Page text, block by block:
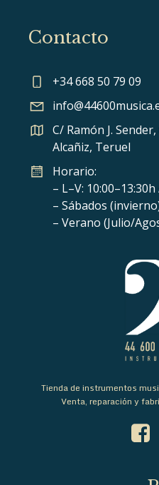
Contacto
+34 668 50 79 09
C/ Ramón J.
Alcañiz, Teruel
Horario:
– L–V:
– Sábados
– Verano (Julio/
Tienda de instrumentos
Venta, reparación y